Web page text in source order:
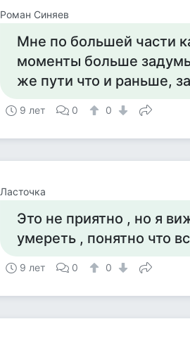
Роман Синяев
Мне по большей части
моменты больше
же пути что и раньше,
9 лет 0 0
Ласточка
Это не приятно , но я
умереть , понятно что
9 лет 0 0